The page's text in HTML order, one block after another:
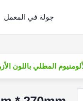
جولة في المعمل